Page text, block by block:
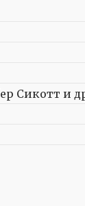
Сикотт и